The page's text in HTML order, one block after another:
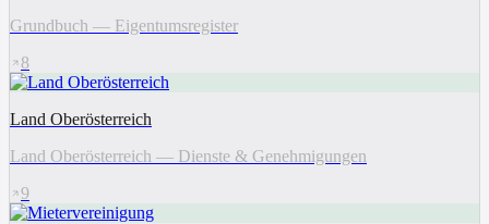
Grundbuch — Eigentumsregister
8
Land Oberösterreich
Land Oberösterreich — Dienste & Genehmigungen
9